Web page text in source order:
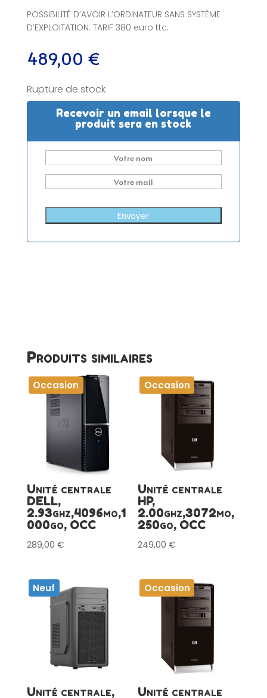
POSSIBILITÉ D’AVOIR L’ORDINATEUR SANS SYSTÈME
D’EXPLOITATION: TARIF 380 euro ttc.
489,00 €
Rupture de stock
Recevoir un email lorsque le
produit sera en stock
Envoyer
Produits similaires
Occasion
Unité centrale
DELL,
2.93ghz,4096mo,1
000go, OCC
289,00 €
Occasion
Unité centrale
HP,
2.00ghz,3072mo,
250go, OCC
249,00€
Neuf
Unité centrale,
Occasion
Unité centrale